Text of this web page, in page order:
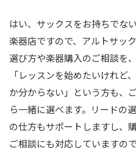
はい、サックスをお持ちでな
楽器店ですので、アルトサッ
選び方や楽器購入のご相談を
「レッスンを始めたいけれど
か分からない」という方も、
ら一緒に選べます。リードの
の仕方もサポートしますし、
ご相談にも対応していますの